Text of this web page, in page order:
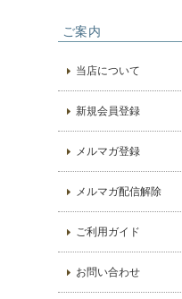
ご案内
当店について
新規会員登録
メルマガ登録
メルマガ配信解除
ご利用ガイド
お問い合わせ